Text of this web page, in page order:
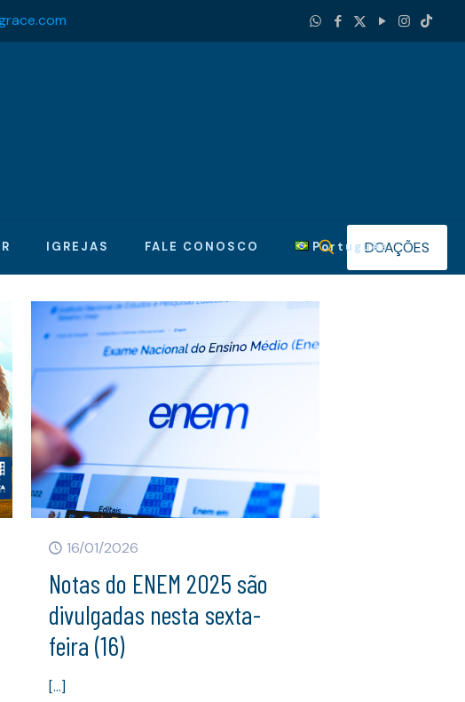
IGREJAS FALE CONOSCO PortuguêsDOAÇÕES
16/01/2026
Notas do ENEM 2025 são
divulgadas nesta sexta-
feira (16)
[…]